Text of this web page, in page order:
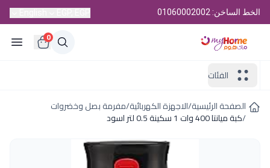
الخط الساخن: 01060002002
0
الفئات
الصفحة الرئيسية/الاجهزة الكهربائية/مفرمة بصل وخضروات
/كبة ميانتا 400 وات 1 سكينة 0.5 لتر اسود